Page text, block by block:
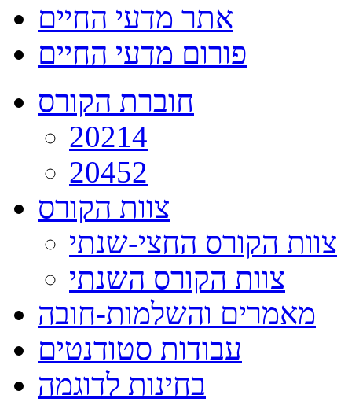
אתר מדעי החיים
פורום מדעי החיים
חוברת הקורס
20214
20452
צוות הקורס
צוות הקורס החצי-שנתי
צוות הקורס השנתי
מאמרים והשלמות-חובה
עבודות סטודנטים
בחינות לדוגמה